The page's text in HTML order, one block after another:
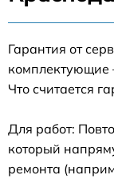
Гарантия от
комплектующие
Что считается
Для работ:
который
ремонта